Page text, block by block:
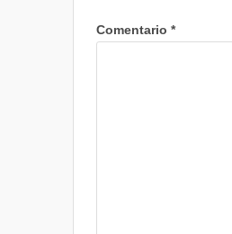
Comentario *